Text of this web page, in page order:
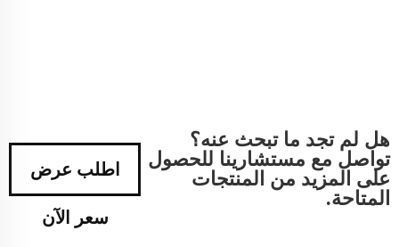
هل لم تجد ما تبحث عنه؟
تواصل مع مستشارينا للحصول
على المزيد من المنتجات
المتاحة.
اطلب عرض
سعر الآن